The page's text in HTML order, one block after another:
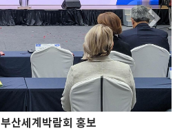
산세계박람회 홍보